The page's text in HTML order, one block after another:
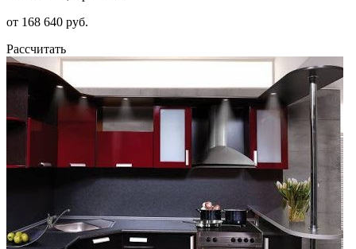
от 168 640 руб.
Рассчитать